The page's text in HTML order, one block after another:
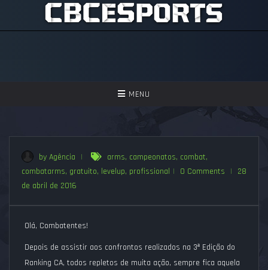
TOGGLE
MENU
ASSISTIR
PERGUNTAS FREQUENTES
by Agência | arms, campeonatos, combat,
combatarms, gratuito, levelup, profissional | 0 Comments |
28
de abril de 2016
Olá, Combatentes!
Depois de assistir aos confrontos realizados na 3ª Edição do
Ranking CA, todos repletos de muita ação, sempre fica aquela